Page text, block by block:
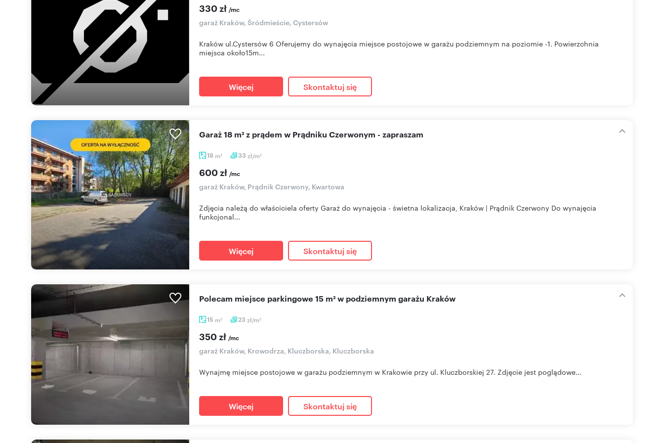
330 zł /mc
garaż Kraków, Śródmieście, Cystersów
Kraków ul.Cystersów 6 Oferujemy do wynajęcia miejsce postojowe w garażu podziemnym na poziomie -1. Powierzchnia
miejsca około15m...
Więcej Skontaktuj się
18 m2 33 zł/m2
Garaż 18 m² z prądem w Prądniku Czerwonym - zapraszam
600 zł /mc
garaż Kraków, Prądnik Czerwony, Kwartowa
Zdjęcia należą do właściciela oferty Garaż do wynajęcia - świetna lokalizacja, Kraków | Prądnik Czerwony Do wynajęcia
funkcjonal...
Więcej Skontaktuj się
15 m2 23 zł/m2
Polecam miejsce parkingowe 15 m² w podziemnym garażu Kraków
350 zł /mc
garaż Kraków, Krowodrza, Kluczborska, Kluczborska
Wynajmę miejsce postojowe w garażu podziemnym w Krakowie przy ul. Kluczborskiej 27. Zdjęcie jest poglądowe...
Więcej Skontaktuj się